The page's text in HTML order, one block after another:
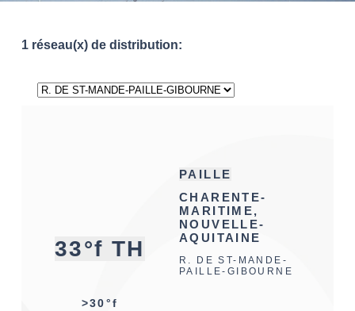
1 réseau(x) de distribution:
33°f TH
>30°f
PAILLE
CHARENTE-
MARITIME,
NOUVELLE-
AQUITAINE
R. DE ST-MANDE-
PAILLE-GIBOURNE